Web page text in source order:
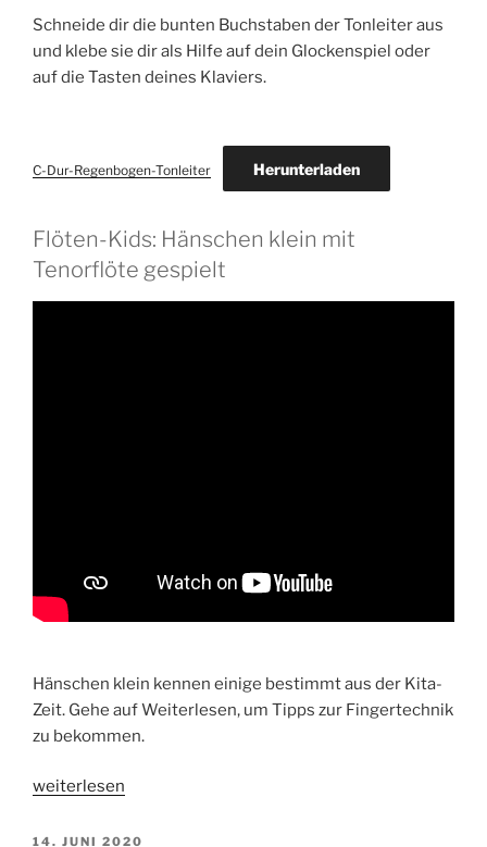
Schneide dir die bunten Buchstaben der Tonleiter aus
und klebe sie dir als Hilfe auf dein Glockenspiel oder
auf die Tasten deines Klaviers.
C-Dur-Regenbogen-Tonleiter Herunterladen
Flöten-Kids: Hänschen klein mit
Tenorflöte gespielt
Hänschen klein kennen einige bestimmt aus der Kita-
Zeit. Gehe auf Weiterlesen, um Tipps zur Fingertechnik
zu bekommen.
„Flöten-
+
weiterlesen
VERÖFFENTLICHT
14. JUNI 2020